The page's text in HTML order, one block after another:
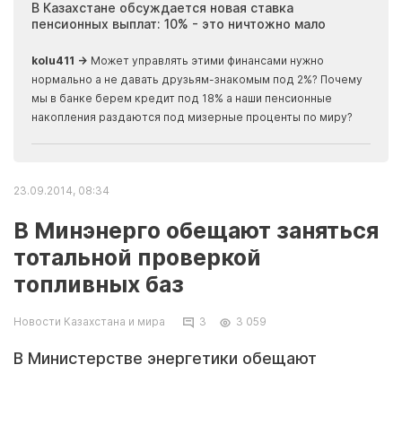
В Казахстане обсуждается новая ставка
пенсионных выплат: 10% - это ничтожно мало
kolu411 → Может управлять этими финансами нужно
нормально а не давать друзьям-знакомым под 2%? Почему
мы в банке берем кредит под 18% а наши пенсионные
накопления раздаются под мизерные проценты по миру?
23.09.2014, 08:34
В Минэнерго обещают заняться
тотальной проверкой
топливных баз
Новости Казахстана и мира 3 3 059
В Министерстве энергетики обещают